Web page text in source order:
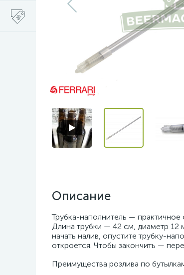
Описание
Трубка-наполнитель — практичное
Длина трубки — 42 см, диаметр 12
начать налив, опустите трубку-
откроется. Чтобы закончить —
Преимущества розлива по